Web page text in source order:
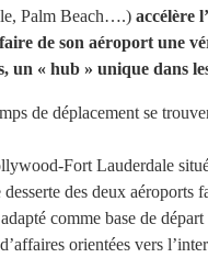
Palm Beach….) accélère
de son aéroport une
un « hub » unique dans
de déplacement se
Fort Lauderdale
des deux aéroports
comme base de
orientées vers